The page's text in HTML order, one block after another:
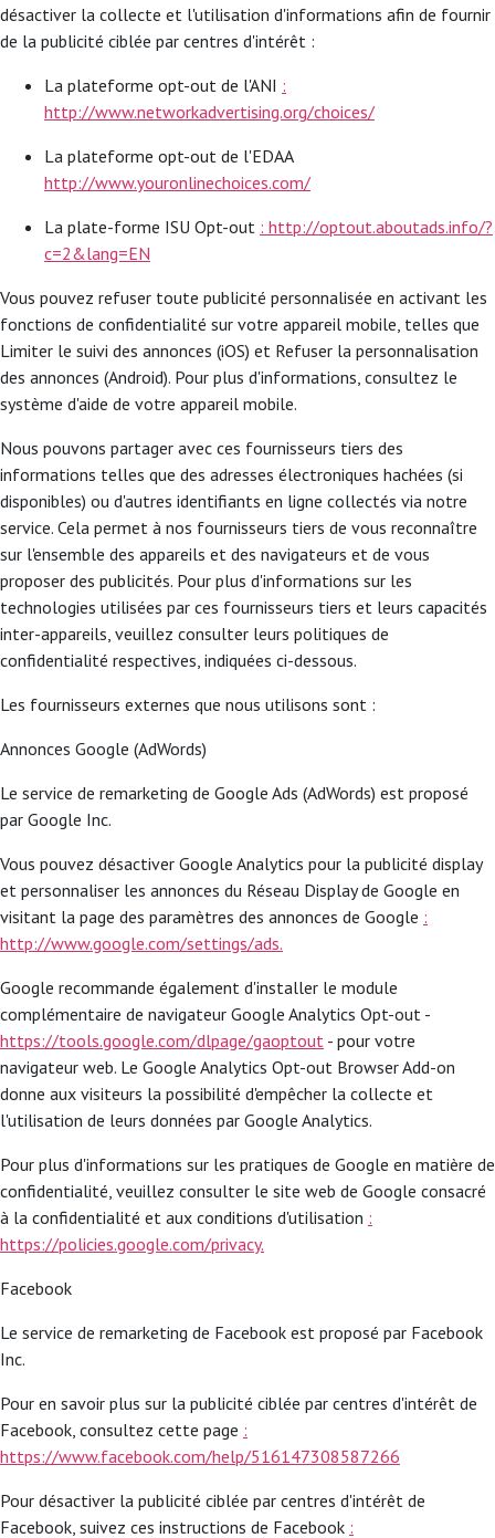
désactiver la collecte et l'utilisation d'informations afin de fournir
de la publicité ciblée par centres d'intérêt :
La plateforme opt-out de l'ANI :
http://www.networkadvertising.org/choices/
La plateforme opt-out de l'EDAA
http://www.youronlinechoices.com/
La plate-forme ISU Opt-out : http://optout.aboutads.info/?
c=2&lang=EN
Vous pouvez refuser toute publicité personnalisée en activant les
fonctions de confidentialité sur votre appareil mobile, telles que
Limiter le suivi des annonces (iOS) et Refuser la personnalisation
des annonces (Android). Pour plus d'informations, consultez le
système d'aide de votre appareil mobile.
Nous pouvons partager avec ces fournisseurs tiers des
informations telles que des adresses électroniques hachées (si
disponibles) ou d'autres identifiants en ligne collectés via notre
service. Cela permet à nos fournisseurs tiers de vous reconnaître
sur l'ensemble des appareils et des navigateurs et de vous
proposer des publicités. Pour plus d'informations sur les
technologies utilisées par ces fournisseurs tiers et leurs capacités
inter-appareils, veuillez consulter leurs politiques de
confidentialité respectives, indiquées ci-dessous.
Les fournisseurs externes que nous utilisons sont :
Annonces Google (AdWords)
Le service de remarketing de Google Ads (AdWords) est proposé
par Google Inc.
Vous pouvez désactiver Google Analytics pour la publicité display
et personnaliser les annonces du Réseau Display de Google en
visitant la page des paramètres des annonces de Google :
http://www.google.com/settings/ads.
Google recommande également d'installer le module
complémentaire de navigateur Google Analytics Opt-out -
https://tools.google.com/dlpage/gaoptout - pour votre
navigateur web. Le Google Analytics Opt-out Browser Add-on
donne aux visiteurs la possibilité d'empêcher la collecte et
l'utilisation de leurs données par Google Analytics.
Pour plus d'informations sur les pratiques de Google en matière de
confidentialité, veuillez consulter le site web de Google consacré
à la confidentialité et aux conditions d'utilisation :
https://policies.google.com/privacy.
Facebook
Le service de remarketing de Facebook est proposé par Facebook
Inc.
Pour en savoir plus sur la publicité ciblée par centres d'intérêt de
Facebook, consultez cette page :
https://www.facebook.com/help/516147308587266
Pour désactiver la publicité ciblée par centres d'intérêt de
Facebook, suivez ces instructions de Facebook :